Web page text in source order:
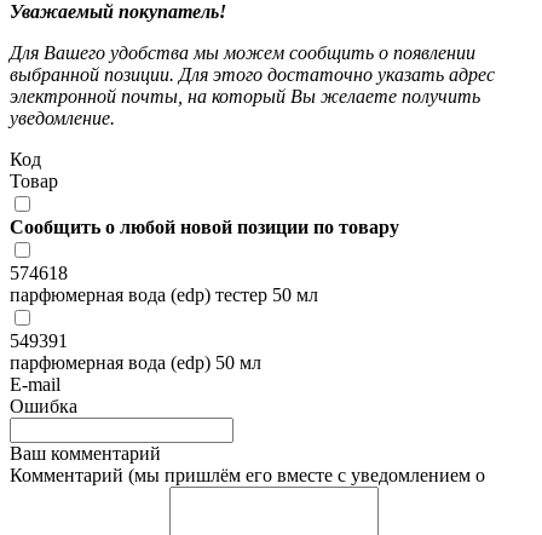
Уважаемый покупатель!
Для Вашего удобства мы можем сообщить о появлении
выбранной позиции. Для этого достаточно указать адрес
электронной почты, на который Вы желаете получить
уведомление.
Код
Товар
Сообщить о любой новой позиции по товару
574618
парфюмерная вода (edp) тестер 50 мл
549391
парфюмерная вода (edp) 50 мл
E-mail
Ошибка
Ваш комментарий
Комментарий (мы пришлём его вместе с уведомлением о